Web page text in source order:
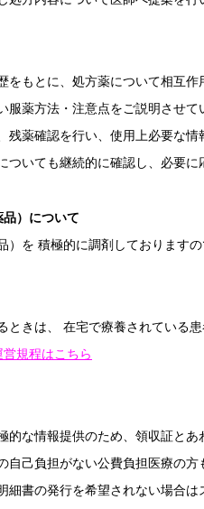
をもとに、処方薬について相互作
服薬方法・注意点をご説明させて
残薬確認を行い、使用上必要な情
ついても継続的に確認し、必要に
）について
を 積極的に調剤しておりますの
ときは、 在宅で療養されている
規程はこちら
的な情報提供のため、領収証と
自己負担がない公費負担医療の
細書の発行を希望されない場合は